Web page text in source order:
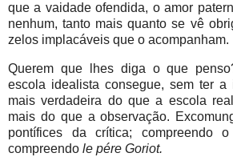
que a vaidade ofendida, o amor
nenhum, tanto mais quanto se vê
zelos implacáveis que o acompanham.
Querem que lhes diga o que
escola idealista consegue, sem ter a
mais verdadeira do que a escola
mais do que a observação.
pontífices da crítica; compreendo
compreendo le pére Goriot.